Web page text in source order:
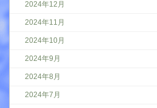
2024年12月
2024年11月
2024年10月
2024年9月
2024年8月
2024年7月